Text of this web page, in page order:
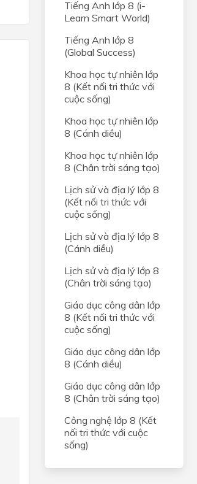
Tiếng Anh lớp 8 (i-
Learn Smart World)
Tiếng Anh lớp 8
(Global Success)
Khoa học tự nhiên lớp
8 (Kết nối tri thức với
cuộc sống)
Khoa học tự nhiên lớp
8 (Cánh diều)
Khoa học tự nhiên lớp
8 (Chân trời sáng tạo)
Lịch sử và địa lý lớp 8
(Kết nối tri thức với
cuộc sống)
Lịch sử và địa lý lớp 8
(Cánh diều)
Lịch sử và địa lý lớp 8
(Chân trời sáng tạo)
Giáo dục công dân lớp
8 (Kết nối tri thức với
cuộc sống)
Giáo dục công dân lớp
8 (Cánh diều)
Giáo dục công dân lớp
8 (Chân trời sáng tạo)
Công nghệ lớp 8 (Kết
nối tri thức với cuộc
sống)